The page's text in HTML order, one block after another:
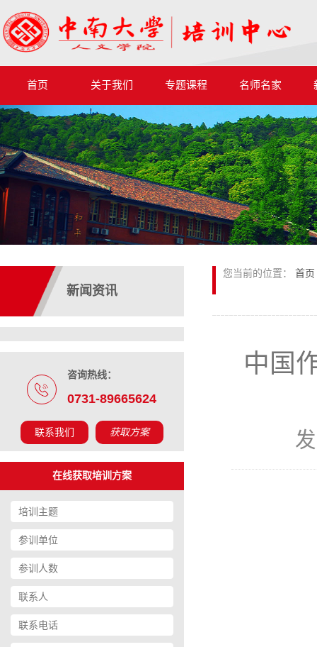
首页 关于我们 专题课程 名师名家
新闻资讯
咨询热线：
0731-89665624
联系我们 获取方案
在线获取培训方案
您当前的位置： 首页
中国